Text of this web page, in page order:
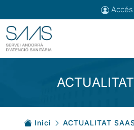
Accés
Inici ACTUALITAT